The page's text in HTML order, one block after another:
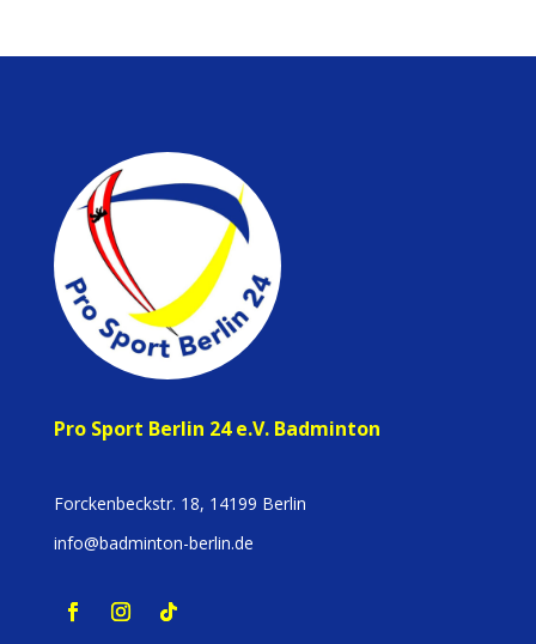
Pro Sport Berlin 24 e.V. Badminton
Forckenbeckstr. 18, 14199 Berlin
info@badminton-berlin.de